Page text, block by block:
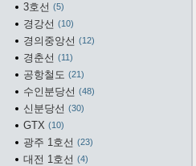
3호선 5
경강선 10
경의중앙선 12
경춘선 11
공항철도 21
수인분당선 48
신분당선 30
GTX 10
광주 1호선 23
대전 1호선 4